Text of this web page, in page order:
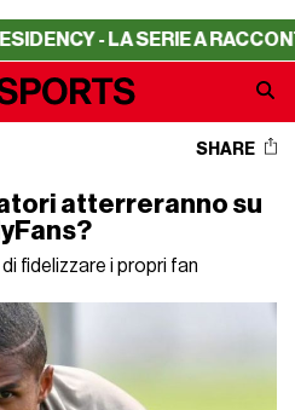
- LA SERIE A RACCONTATA
SHARE
atterreranno su
fidelizzare i propri fan